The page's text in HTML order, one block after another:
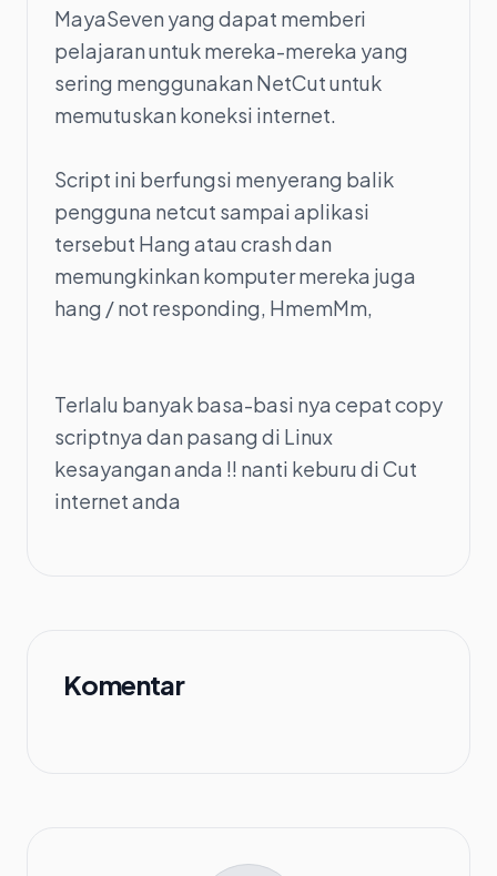
MayaSeven yang dapat memberi
pelajaran untuk mereka-mereka yang
sering menggunakan NetCut untuk
memutuskan koneksi internet.
Script ini berfungsi menyerang balik
pengguna netcut sampai aplikasi
tersebut Hang atau crash dan
memungkinkan komputer mereka juga
hang / not responding, HmemMm,
Terlalu banyak basa-basi nya cepat copy
scriptnya dan pasang di Linux
kesayangan anda !! nanti keburu di Cut
internet anda
Komentar